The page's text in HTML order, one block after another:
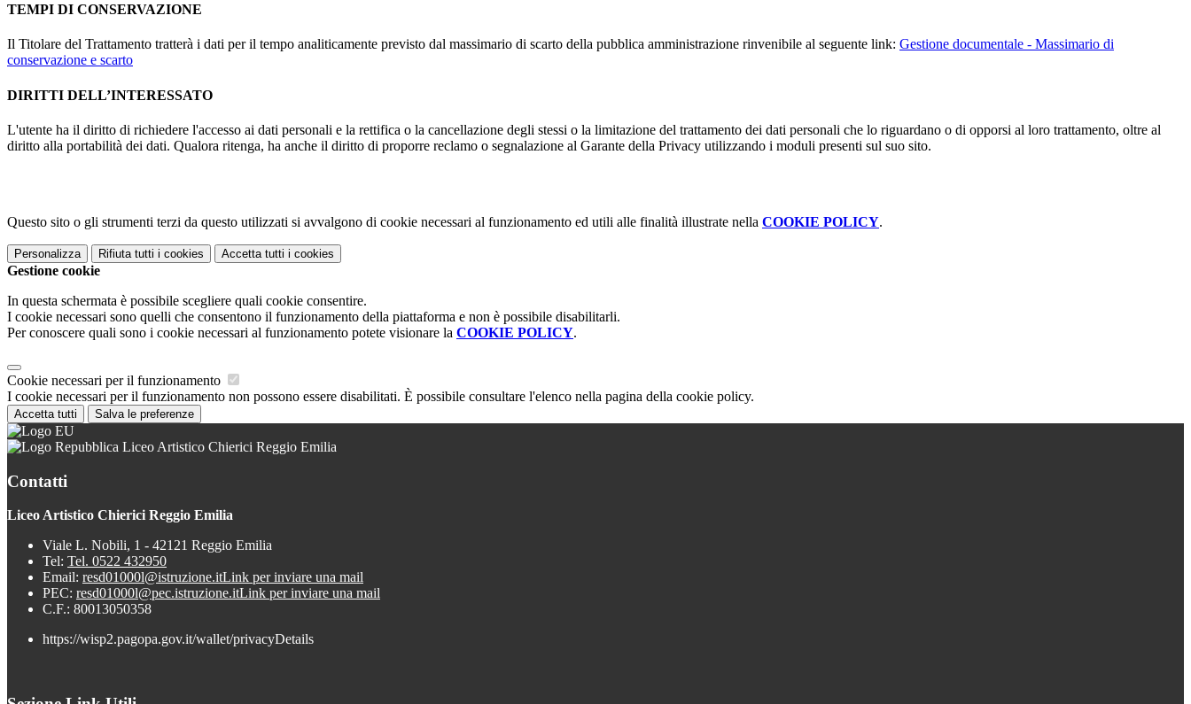
TEMPI DI CONSERVAZIONE
Il Titolare del Trattamento tratterà i dati per il tempo analiticamente previsto dal massimario di scarto della pubblica amministrazione rinvenibile al seguente link: Gestione documentale - Massimario di
conservazione e scarto
DIRITTI DELL’INTERESSATO
L'utente ha il diritto di richiedere l'accesso ai dati personali e la rettifica o la cancellazione degli stessi o la limitazione del trattamento dei dati personali che lo riguardano o di opporsi al loro trattamento, oltre al
diritto alla portabilità dei dati. Qualora ritenga, ha anche il diritto di proporre reclamo o segnalazione al Garante della Privacy utilizzando i moduli presenti sul suo sito.
Questo sito o gli strumenti terzi da questo utilizzati si avvalgono di cookie necessari al funzionamento ed utili alle finalità illustrate nella COOKIE POLICY.
Personalizza Rifiuta tutti i cookies Accetta tutti i cookies
Gestione cookie
In questa schermata è possibile scegliere quali cookie consentire.
I cookie necessari sono quelli che consentono il funzionamento della piattaforma e non è possibile disabilitarli.
Per conoscere quali sono i cookie necessari al funzionamento potete visionare la COOKIE POLICY.
Cookie necessari per il funzionamento
I cookie necessari per il funzionamento non possono essere disabilitati. È possibile consultare l'elenco nella pagina della cookie policy.
Accetta tutti Salva le preferenze
Liceo Artistico Chierici Reggio Emilia
Contatti
Liceo Artistico Chierici Reggio Emilia
Viale L. Nobili, 1 - 42121 Reggio Emilia
Tel: Tel. 0522 432950
Email: resd01000l@istruzione.itLink per inviare una mail
PEC: resd01000l@pec.istruzione.itLink per inviare una mail
C.F.: 80013050358
https://wisp2.pagopa.gov.it/wallet/privacyDetails